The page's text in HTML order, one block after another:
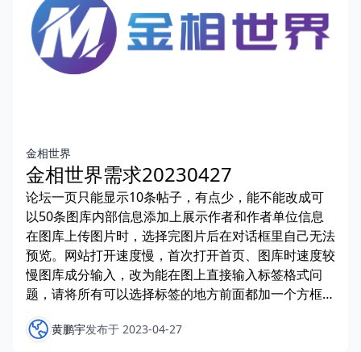
金相世界
金相世界需求20230427
论坛一页只能显示10条帖子，有点少，能不能改成可
以50条图库内部信息添加上展示作者和作者单位信息
在图库上传图片时，选择完图片后在对话框里自己无法
预览。网站打开速度慢，首次打开首页、图库时速度较
慢图库成分输入，改为能在图上直接输入标签格式问
题，请将所有可以选择标签的地方前面都加一个方框，
现在有的没方框
黄鹏宇发布于 2023-04-27